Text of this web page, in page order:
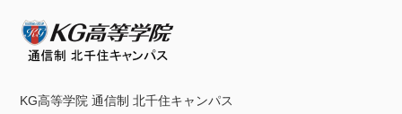
KG高等学院 通信制 北千住キャンパス